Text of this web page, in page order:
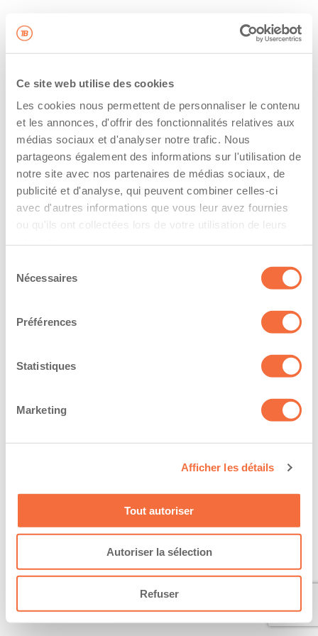
Ce site web utilise des cookies
Les cookies nous permettent de personnaliser le contenu
et les annonces, d'offrir des fonctionnalités relatives aux
médias sociaux et d'analyser notre trafic. Nous
partageons également des informations sur l'utilisation de
notre site avec nos partenaires de médias sociaux, de
publicité et d'analyse, qui peuvent combiner celles-ci
avec d'autres informations que vous leur avez fournies
ou qu'ils ont collectées lors de votre utilisation de leurs
Nécessaires
Préférences
Statistiques
Marketing
Afficher les détails
Tout autoriser
Autoriser la sélection
Refuser